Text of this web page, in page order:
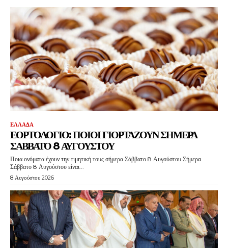
ΕΛΛΑΔΑ
ΕΟΡΤΟΛΟΓΙΟ: ΠΟΙΟΙ ΓΙΟΡΤΑΖΟΥΝ ΣΗΜΕΡΑ
ΣΑΒΒΑΤΟ 8 ΑΥΓΟΥΣΤΟΥ
Ποια ονόματα έχουν την τιμητική τους σήμερα Σάββατο 8 Αυγούστου.Σήμερα
Σάββατο 8 Αυγούστου είναι...
8 Αυγούστου 2026